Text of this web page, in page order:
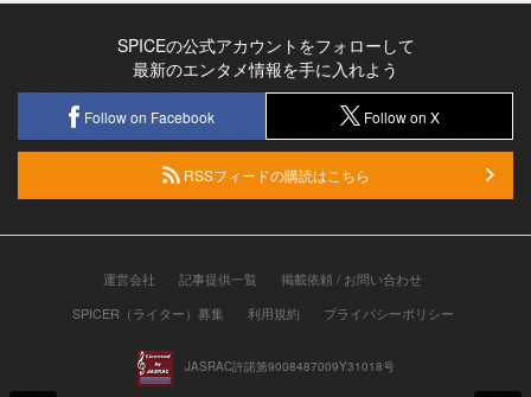
SPICEの公式アカウントをフォローして
最新のエンタメ情報を手に入れよう
Follow on Facebook Follow on X
RSSフィードの購読はこちら
運営会社 記事提供一覧
掲載依頼 / お問い合わせ
SPICER（ライター）募集
利用規約 プライバシーポリシー
JASRAC許諾第9008487009Y31018号